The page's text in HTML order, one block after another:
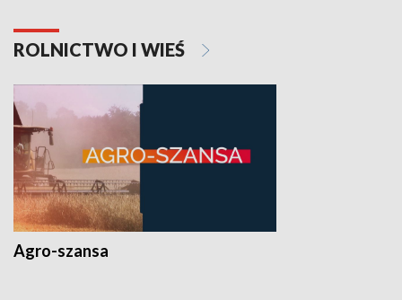
ROLNICTWO I WIEŚ
Agro-szansa